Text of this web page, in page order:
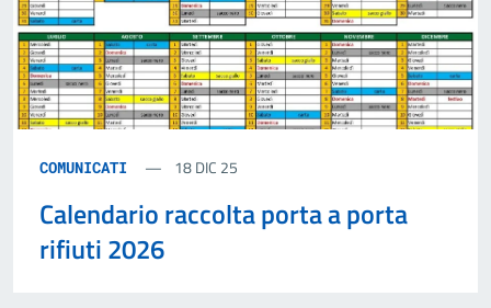
COMUNICATI 18 DIC 25
Calendario raccolta porta a porta
rifiuti 2026